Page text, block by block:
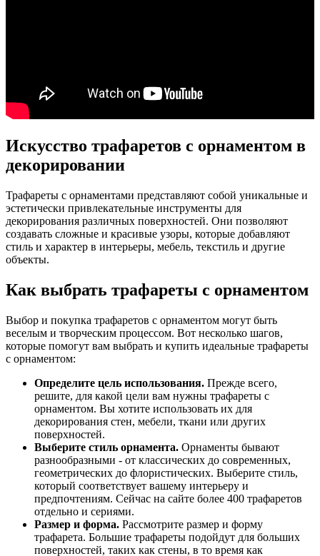
Искусство трафаретов с орнаментом в
декорировании
Трафареты с орнаментами представляют собой уникальные и
эстетически привлекательные инструменты для
декорирования различных поверхностей. Они позволяют
создавать сложные и красивые узоры, которые добавляют
стиль и характер в интерьеры, мебель, текстиль и другие
объекты.
Как выбрать трафареты с орнаментом
Выбор и покупка трафаретов с орнаментом могут быть
веселым и творческим процессом. Вот несколько шагов,
которые помогут вам выбрать и купить идеальные трафареты
с орнаментом:
Определите цель использования. Прежде всего,
решите, для какой цели вам нужны трафареты с
орнаментом. Вы хотите использовать их для
декорирования стен, мебели, ткани или других
поверхностей.
Выберите стиль орнамента. Орнаменты бывают
разнообразными - от классических до современных,
геометрических до флористических. Выберите стиль,
который соответствует вашему интерьеру и
предпочтениям. Сейчас на сайте более 400 трафаретов
отдельно и сериями.
Размер и форма. Рассмотрите размер и форму
трафарета. Большие трафареты подойдут для больших
поверхностей, таких как стены, в то время как